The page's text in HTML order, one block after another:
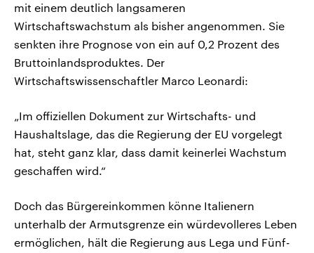
mit einem deutlich langsameren
Wirtschaftswachstum als bisher angenommen. Sie
senkten ihre Prognose von ein auf 0,2 Prozent des
Bruttoinlandsproduktes. Der
Wirtschaftswissenschaftler Marco Leonardi:
„Im offiziellen Dokument zur Wirtschafts- und
Haushaltslage, das die Regierung der EU vorgelegt
hat, steht ganz klar, dass damit keinerlei Wachstum
geschaffen wird.“
Doch das Bürgereinkommen könne Italienern
unterhalb der Armutsgrenze ein würdevolleres Leben
ermöglichen, hält die Regierung aus Lega und Fünf-